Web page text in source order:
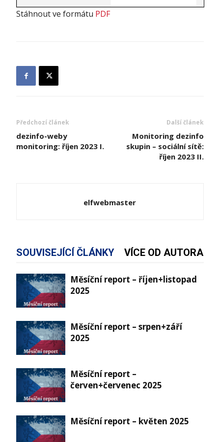
Stáhnout ve formátu PDF
Předchozí článek
dezinfo-weby
monitoring: říjen 2023 I.
Další článek
Monitoring dezinfo
skupin – sociální sítě:
říjen 2023 II.
elfwebmaster
SOUVISEJÍCÍ ČLÁNKY VÍCE OD AUTORA
Měsíční report – říjen+listopad
2025
Měsíční report – srpen+září
2025
Měsíční report –
červen+červenec 2025
Měsíční report – květen 2025